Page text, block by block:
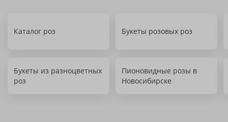
Каталог роз Букеты розовых роз
Букеты из разноцветных
роз
Пионовидные розы в
Новосибирске